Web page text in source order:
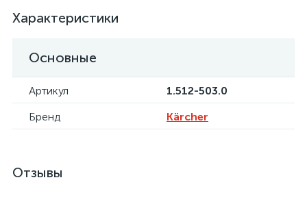
Характеристики
Основные
Артикул
1.512-503.0
Бренд
Kärcher
Отзывы